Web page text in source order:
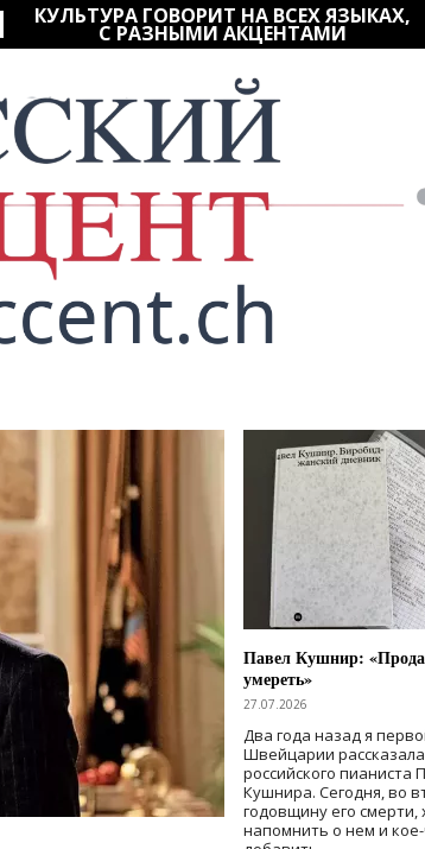
КУЛЬТУРА ГОВОРИТ НА ВСЕХ ЯЗЫКАХ,
С РАЗНЫМИ АКЦЕНТАМИ
Павел Кушнир:
умереть»
27.07.2026
Два года назад я
Швейцарии
российского пианиста
Кушнира. Сегодня, во
годовщину его смерти,
напомнить о нем и